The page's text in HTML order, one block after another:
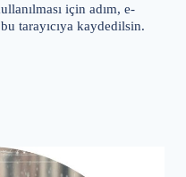
için adım, e-
tarayıcıya kaydedilsin.